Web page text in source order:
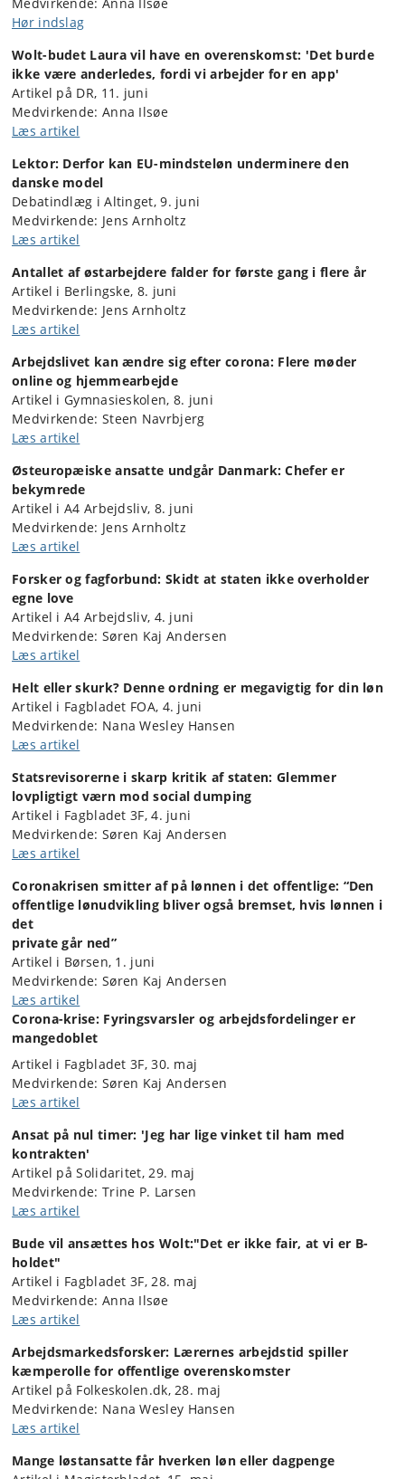
Hør indslag
Wolt-budet Laura vil have en overenskomst: 'Det burde
ikke være anderledes, fordi vi arbejder for en app'
Artikel på DR, 11. juni
Medvirkende: Anna Ilsøe
Læs artikel
Lektor: Derfor kan EU-mindsteløn underminere den
danske model
Debatindlæg i Altinget, 9. juni
Medvirkende: Jens Arnholtz
Læs artikel
Antallet af østarbejdere falder for første gang i flere år
Artikel i Berlingske, 8. juni
Medvirkende: Jens Arnholtz
Læs artikel
Arbejdslivet kan ændre sig efter corona: Flere møder
online og hjemmearbejde
Artikel i Gymnasieskolen, 8. juni
Medvirkende: Steen Navrbjerg
Læs artikel
Østeuropæiske ansatte undgår Danmark: Chefer er
bekymrede
Artikel i A4 Arbejdsliv, 8. juni
Medvirkende: Jens Arnholtz
Læs artikel
Forsker og fagforbund: Skidt at staten ikke overholder
egne love
Artikel i A4 Arbejdsliv, 4. juni
Medvirkende: Søren Kaj Andersen
Læs artikel
Helt eller skurk? Denne ordning er megavigtig for din løn
Artikel i Fagbladet FOA, 4. juni
Medvirkende: Nana Wesley Hansen
Læs artikel
Statsrevisorerne i skarp kritik af staten: Glemmer
lovpligtigt værn mod social dumping
Artikel i Fagbladet 3F, 4. juni
Medvirkende: Søren Kaj Andersen
Læs artikel
Cor­ona­kri­sen smit­ter af på løn­nen i det of­fent­li­ge: “Den
of­fent­li­ge løn­ud­vik­ling bli­ver også brem­set, hvis løn­nen i
det
pri­va­te går ned”
Artikel i Børsen, 1. juni
Medvirkende: Søren Kaj Andersen
Læs artikel
Corona-krise: Fyringsvarsler og arbejdsfordelinger er
mangedoblet
Artikel i Fagbladet 3F, 30. maj
Medvirkende: Søren Kaj Andersen
Læs artikel
Ansat på nul timer: 'Jeg har lige vinket til ham med
kontrakten'
Artikel på Solidaritet, 29. maj
Medvirkende: Trine P. Larsen
Læs artikel
Bude vil ansættes hos Wolt:"Det er ikke fair, at vi er B-
holdet"
Artikel i Fagbladet 3F, 28. maj
Medvirkende: Anna Ilsøe
Læs artikel
Arbejdsmarkedsforsker: Lærernes arbejdstid spiller
kæmperolle for offentlige overenskomster
Artikel på Folkeskolen.dk, 28. maj
Medvirkende: Nana Wesley Hansen
Læs artikel
Mange løstansatte får hverken løn eller dagpenge